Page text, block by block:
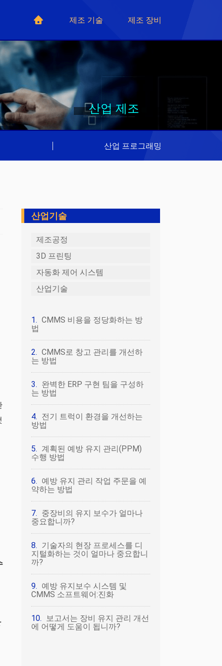
제조 기술 제조 장비
산업 제조
산업 프로그래밍
산업기술
제조공정
3D 프린팅
자동화 제어 시스템
산업기술
CMMS 비용을 정당화하는 방
법
CMMS로 창고 관리를 개선하
는 방법
완벽한 ERP 구현 팀을 구성하
는 방법
전기 트럭이 환경을 개선하는
방법
계획된 예방 유지 관리(PPM)
수행 방법
예방 유지 관리 작업 주문을 예
약하는 방법
중장비의 유지 보수가 얼마나
중요합니까?
기술자의 현장 프로세스를 디
지털화하는 것이 얼마나 중요합니
까?
예방 유지보수 시스템 및
CMMS 소프트웨어:진화
보고서는 장비 유지 관리 개선
에 어떻게 도움이 됩니까?